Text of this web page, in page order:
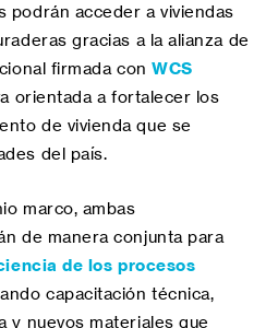
podrán acceder a viviendas
gracias a la alianza de
firmada conWCS
orientada a fortalecer los
de vivienda que se
del país.
marco, ambas
de manera conjunta para
de los procesos
capacitación técnica,
y nuevos materiales que